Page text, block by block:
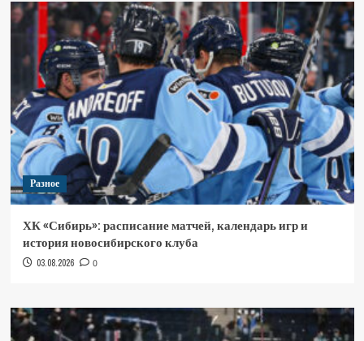
Разное
ХК «Сибирь»: расписание матчей, календарь игр и
история новосибирского клуба
03.08.2026 0